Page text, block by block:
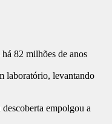
82 milhões de anos
laboratório, levantando
empolgou a